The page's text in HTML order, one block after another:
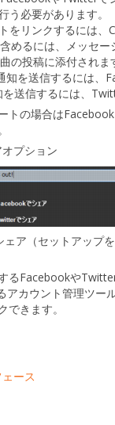
必要があります。
をリンクするには、
めるには、
メッセー
の投稿に添付されま
を送信するには、
送信するには、
トの場合は
プション
ェア（セットアップ
るFacebookや
アカウント管理ツ
きます。
ース